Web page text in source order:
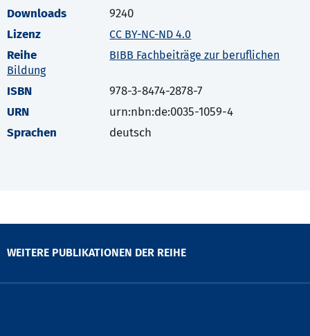
Downloads
9240
Lizenz
CC BY-NC-ND 4.0
Reihe
BIBB Fachbeiträge zur beruflichen
Bildung
ISBN
978-3-8474-2878-7
URN
urn:nbn:de:0035-1059-4
Sprachen
deutsch
WEITERE PUBLIKATIONEN DER REIHE